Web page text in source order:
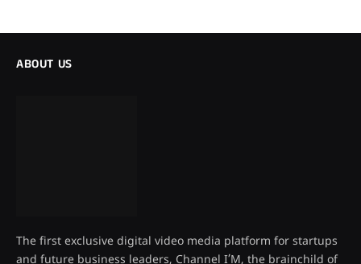
ABOUT US
The first exclusive digital video media platform for startups
and future business leaders, Channel I’M, the brainchild of